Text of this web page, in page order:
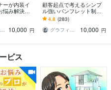
ーが内装イ
悩み解決し
削・照明選
・壁紙選
rika design lab
10,000 円
顧客起点で考えるシンプ
ル強いパンフレット制作
します パンフ部門販売数1
位【会社案内・リーフレ
ット・学校案内】
4.8 (283)
グラフィックデザイナー コウノ
10,000 円
ビス